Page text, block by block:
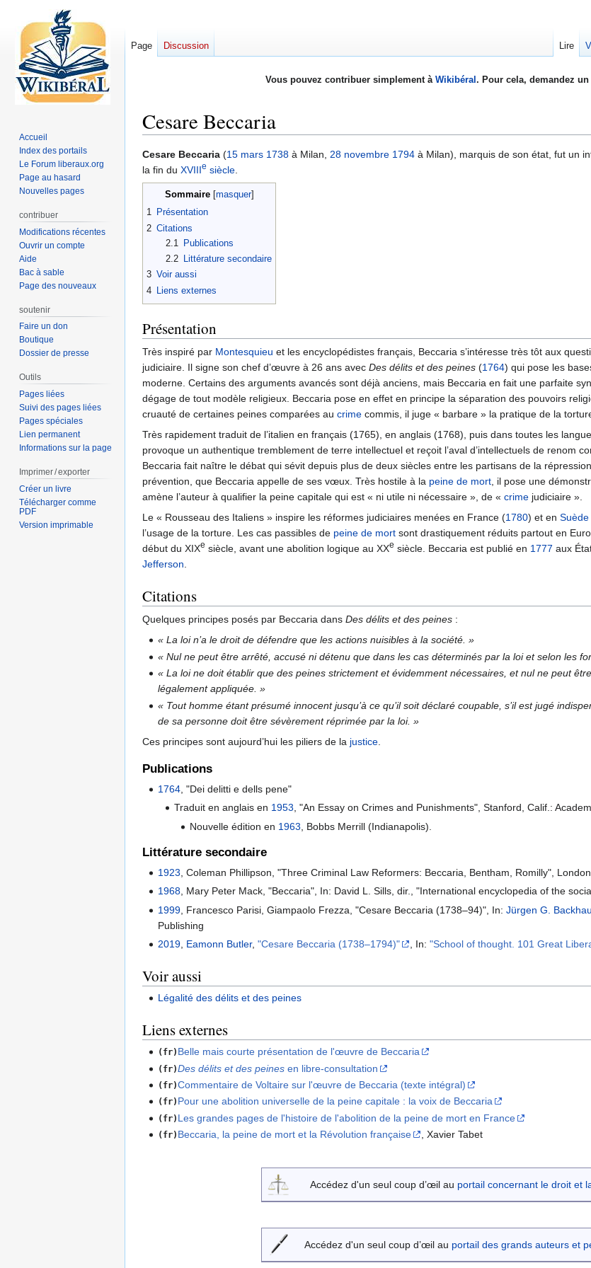
Vous pouvez contribuer simplement à Wikibéral . Pour cela, demandez
Cesare Beccaria
Aller
à
la
navigation
Aller
à
la
recherche
Cesare Beccaria (15 mars 1738 à Milan, 28 novembre 1794 à Milan), marquis de son état, fut un
la fin du XVIIIe siècle.
Sommaire
1 Présentation
2 Citations
2.1
Publications
2.2
Littérature secondaire
3 Voir aussi
4
Liens externes
Présentation
Très inspiré par Montesquieu et les encyclopédistes français, Beccaria s’intéresse très tôt aux
judiciaire. Il signe son chef d’œuvre à 26 ans avec Des délits et des peines (1764) qui pose les
moderne. Certains des arguments avancés sont déjà anciens, mais Beccaria en fait une parfaite
dégage de tout modèle religieux. Beccaria pose en effet en principe la séparation des pouvoirs
cruauté de certaines peines comparées au crime commis, il juge « barbare » la pratique de la
Très rapidement traduit de l’italien en français (1765), en anglais (1768), puis dans toutes les
provoque un authentique tremblement de terre intellectuel et reçoit l’aval d’intellectuels de renom
Beccaria fait naître le débat qui sévit depuis plus de deux siècles entre les partisans de la
prévention, que Beccaria appelle de ses vœux. Très hostile à la peine de mort, il pose une
amène l’auteur à qualifier la peine capitale qui est « ni utile ni nécessaire », de « crime judiciaire ».
Le « Rousseau des Italiens » inspire les réformes judiciaires menées en France (1780) et en Suède
l’usage de la torture. Les cas passibles de peine de mort sont drastiquement réduits partout en
début du XIXe siècle, avant une abolition logique au XXe siècle. Beccaria est publié en 1777 aux
Jefferson.
Citations
Quelques principes posés par Beccaria dans Des délits et des peines :
« La loi n’a le droit de défendre que les actions nuisibles à la société. »
« Nul ne peut être arrêté, accusé ni détenu que dans les cas déterminés par la loi et selon les
« La loi ne doit établir que des peines strictement et évidemment nécessaires, et nul ne peut
légalement appliquée. »
« Tout homme étant présumé innocent jusqu’à ce qu’il soit déclaré coupable, s’il est jugé
de sa personne doit être sévèrement réprimée par la loi. »
Ces principes sont aujourd’hui les piliers de la justice
Publications
1764, "Dei delitti e dells pene"
Traduit en anglais en 1953, "An Essay on Crimes and Punishments", Stanford, Calif.:
Nouvelle édition en 1963 , Bobbs Merrill (Indianapolis).
Littérature secondaire
1923, Coleman Phillipson, "Three Criminal Law Reformers: Beccaria, Bentham, Romilly",
1968, Mary Peter Mack, "Beccaria", In: David L. Sills, dir., "International encyclopedia of the
1999 , Francesco Parisi, Giampaolo Frezza, "Cesare Beccaria (1738–94)", In:Jürgen G.
Publishing
2019 Eamonn Butler,"Cesare Beccaria (1738–1794)" , In:"School of thought. 101 Great
Voir aussi
Légalité des délits et des peines
Liens externes
(fr) Belle mais courte présentation de l'œuvre de Beccaria
(fr)Des délits et des peines en libre-consultation
(fr)Commentaire de Voltaire sur l'œuvre de Beccaria (texte intégral)
(fr) Pour une abolition universelle de la peine capitale : la voix de Beccaria
(fr) Les grandes pages de l'histoire de l'abolition de la peine de mort en France
(fr) Beccaria, la peine de mort et la Révolution française , Xavier Tabet
Accédez d'un seul coup d’œil au portail concernant le droit et
Accédez d'un seul coup d’œil au portail des grands auteurs et
Page Discussion Lire
Accueil
Index des portails
Le Forum liberaux.org
Page au hasard
Nouvelles pages
contribuer
Modifications récentes
Ouvrir un compte
Aide
Bac à sable
Page des nouveaux
soutenir
Faire un don
Boutique
Dossier de presse
Outils
Pages liées
Suivi des pages liées
Pages spéciales
Lien permanent
Informations sur la page
Imprimer / exporter
Créer un livre
Télécharger comme
PDF
Version imprimable